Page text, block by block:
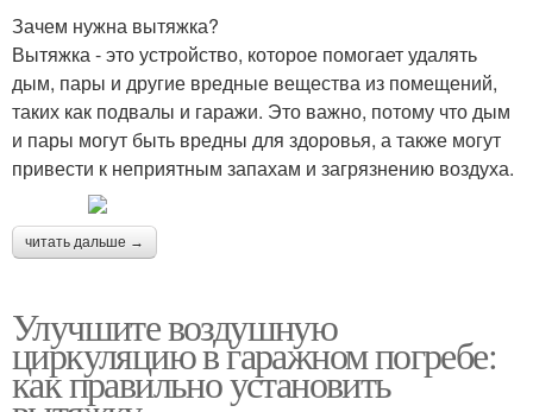
Зачем нужна вытяжка?
Вытяжка - это устройство, которое помогает удалять
дым, пары и другие вредные вещества из помещений,
таких как подвалы и гаражи. Это важно, потому что дым
и пары могут быть вредны для здоровья, а также могут
привести к неприятным запахам и загрязнению воздуха.
читать дальше →
Улучшите воздушную
циркуляцию в гаражном погребе:
как правильно установить